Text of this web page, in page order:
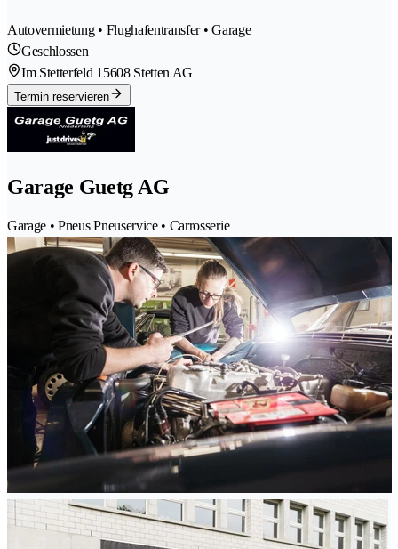
Autovermietung • Flughafentransfer • Garage
Geschlossen
Im Stetterfeld 1 5608 Stetten AG
Termin reservieren
Garage Guetg AG
Garage • Pneus Pneuservice • Carrosserie